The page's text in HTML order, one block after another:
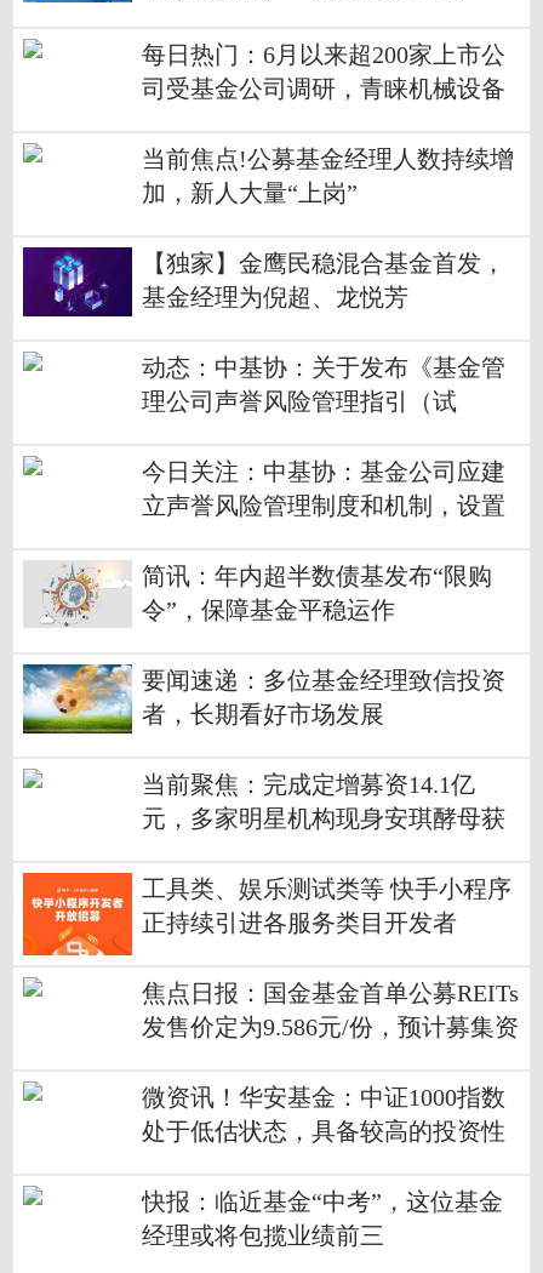
每日热门：6月以来超200家上市公
司受基金公司调研，青睐机械设备
当前焦点!公募基金经理人数持续增
加，新人大量“上岗”
【独家】金鹰民稳混合基金首发，
基金经理为倪超、龙悦芳
动态：中基协：关于发布《基金管
理公司声誉风险管理指引（试
今日关注：中基协：基金公司应建
立声誉风险管理制度和机制，设置
简讯：年内超半数债基发布“限购
令”，保障基金平稳运作
要闻速递：多位基金经理致信投资
者，长期看好市场发展
当前聚焦：完成定增募资14.1亿
元，多家明星机构现身安琪酵母获
工具类、娱乐测试类等 快手小程序
正持续引进各服务类目开发者
焦点日报：国金基金首单公募REITs
发售价定为9.586元/份，预计募集资
微资讯！华安基金：中证1000指数
处于低估状态，具备较高的投资性
快报：临近基金“中考”，这位基金
经理或将包揽业绩前三